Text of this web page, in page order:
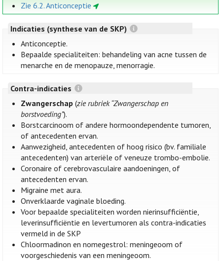
Zie 6.2. Anticonceptie
Indicaties (synthese van de SKP)
Anticonceptie.
Bepaalde specialiteiten: behandeling van acne tussen de
menarche en de menopauze, menorragie.
Contra-indicaties
Zwangerschap (zie rubriek “Zwangerschap en
borstvoeding”).
Borstcarcinoom of andere hormoondependente tumoren,
of antecedenten ervan.
Aanwezigheid, antecedenten of hoog risico (bv. familiale
antecedenten) van arteriële of veneuze trombo-embolie.
Coronaire of cerebrovasculaire aandoeningen, of
antecedenten ervan.
Migraine met aura.
Onverklaarde vaginale bloeding.
Voor bepaalde specialiteiten worden nierinsufficiëntie,
leverinsufficiëntie en levertumoren als contra-indicaties
vermeld in de SKP
Chloormadinon en nomegestrol: meningeoom of
voorgeschiedenis van een meningeoom.